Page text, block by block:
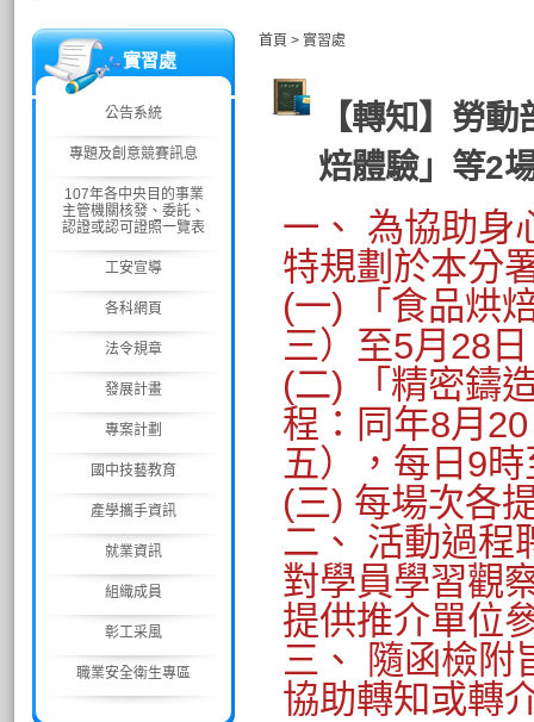
實習處
公告系統
專題及創意競賽訊息
107年各中央目的事業
主管機關核發、委託、
認證或認可證照一覽表
工安宣導
各科網頁
法令規章
發展計畫
專案計劃
國中技藝教育
產學攜手資訊
就業資訊
組織成員
彰工采風
職業安全衛生專區
首頁 > 實習處
【轉知】勞
焙體驗」等2
一、 為協助身
特規劃於本分
(一) 「食品烘
三）至5月28
(二) 「精密鑄
程：同年8月
五），每日9
(三) 每場次各
二、 活動過程
對學員學習觀
提供推介單位
三、 隨函檢附
協助轉知或轉